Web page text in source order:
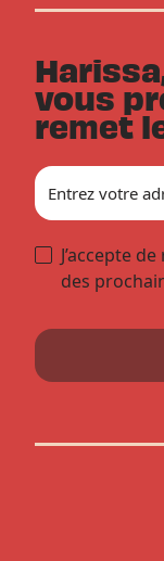
vous
remet
J’accepte
des